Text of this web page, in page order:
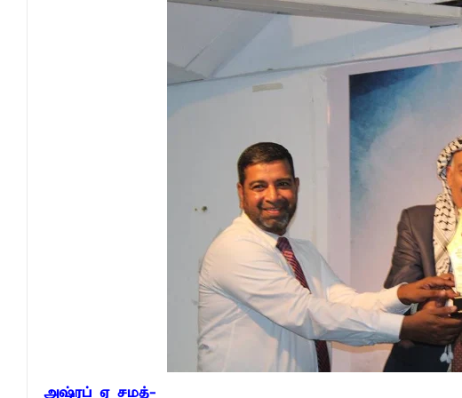
தென்கிழக்குப் பல்கலைக்கழகத்திற்கு மேலும் ஓர்
தென்கிழக்குப் பல்கலையில் மூன்று நாட்கள், ஒன்பது
நினைவுப் பதக்கங்கள் மற்றும் சிறப்புப் பரிசுகள்
இலங்கை அஹ்திய்யா பாடசாலைகளின் 75ஆவது
தென்கிழக்குப் பல்கலைக்கழக ஊழியர் சங்கத்தின்
வியப்பில் ஆழ்த்தும் விபூதி மலை! – கதிர்காமத்தின்
சாய்ந்தமருது லீடர் அஸ்ரப் வித்தியாலயத்தில் சுற்றாடல்
சாய்ந்தமருது ரியல் பிளாஸ்டர் விளையாட்டுக்
நிதி மோசடிகளைத் தடுப்பதற்காக மத்திய வங்கி –
பொலிஸ் சிறைக்கூடத்தை வீடியோ எடுத்த சந்தேக
பாரம்பரிய அரசியலுக்கு முற்றுப்புள்ளியா?
2026 - 2027 இல் வலுவான El Niño
எச்சரிக்கை!
அஷ்ரப் ஏ சமத்-